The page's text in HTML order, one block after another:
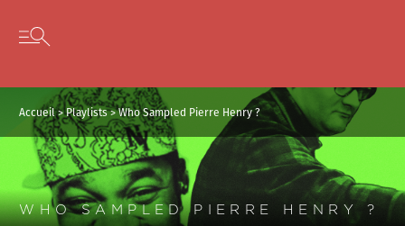
Skip to content
Open secondary menu
Accueil>Playlists>Who Sampled Pierre Henry ?
WHO SAMPLED PIERRE HENRY ?